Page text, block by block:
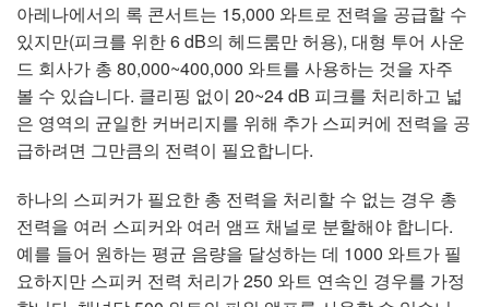
아레나에서의 록 콘서트는 15,000 와트로 전력을 공급할 수
있지만(피크를 위한 6 dB의 헤드룸만 허용), 대형 투어 사운
드 회사가 총 80,000~400,000 와트를 사용하는 것을 자주
볼 수 있습니다. 클리핑 없이 20~24 dB 피크를 처리하고 넓
은 영역의 균일한 커버리지를 위해 추가 스피커에 전력을 공
급하려면 그만큼의 전력이 필요합니다.
하나의 스피커가 필요한 총 전력을 처리할 수 없는 경우 총
전력을 여러 스피커와 여러 앰프 채널로 분할해야 합니다.
예를 들어 원하는 평균 음량을 달성하는 데 1000 와트가 필
요하지만 스피커 전력 처리가 250 와트 연속인 경우를 가정